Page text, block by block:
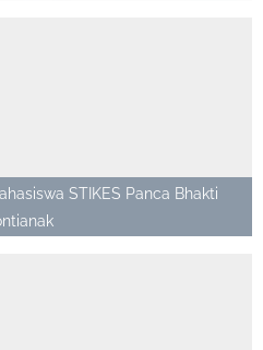
STIKES Panca Bhakti